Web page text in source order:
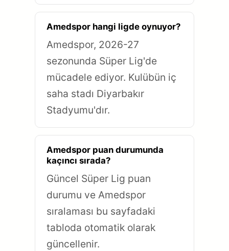
Amedspor hangi ligde oynuyor?
Amedspor, 2026-27
sezonunda Süper Lig'de
mücadele ediyor. Kulübün iç
saha stadı Diyarbakır
Stadyumu'dır.
Amedspor puan durumunda
kaçıncı sırada?
Güncel Süper Lig puan
durumu ve Amedspor
sıralaması bu sayfadaki
tabloda otomatik olarak
güncellenir.